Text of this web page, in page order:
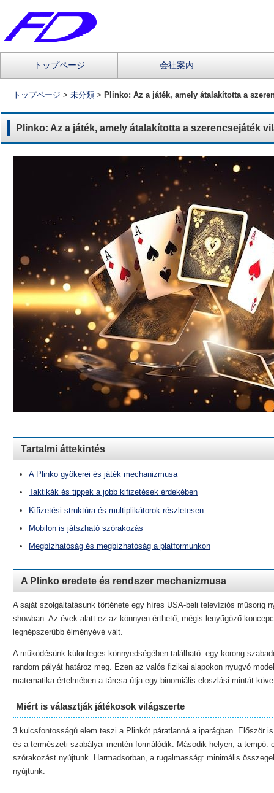
メインメニュー
ン
テ
移
トップページ 会社案内
トップページ > 未分類 > Plinko: Az a játék, amely átalakította a
Plinko: Az a játék, amely átalakította a szerencsejáték
Tartalmi áttekintés
A Plinko gyökerei és játék mechanizmusa
Taktikák és tippek a jobb kifizetések érdekében
Kifizetési struktúra és multiplikátorok részletesen
Mobilon is játszható szórakozás
Megbízhatóság és megbízhatóság a platformunkon
A Plinko eredete és rendszer mechanizmusa
A saját szolgáltatásunk története egy híres USA-beli televíziós műsorig
showban. Az évek alatt ez az könnyen érthető, mégis lenyűgöző
legnépszerűbb élményévé vált.
A működésünk különleges könnyedségében található: egy korong
random pályát határoz meg. Ezen az valós fizikai alapokon nyugvó
matematika értelmében a tárcsa útja egy binomiális eloszlási mintát
Miért is választják játékosok világszerte
3 kulcsfontosságú elem teszi a Plinkót páratlanná a iparágban. Először
és a természeti szabályai mentén formálódik. Második helyen, a
szórakozást nyújtunk. Harmadsorban, a rugalmasság: minimális
nyújtunk.